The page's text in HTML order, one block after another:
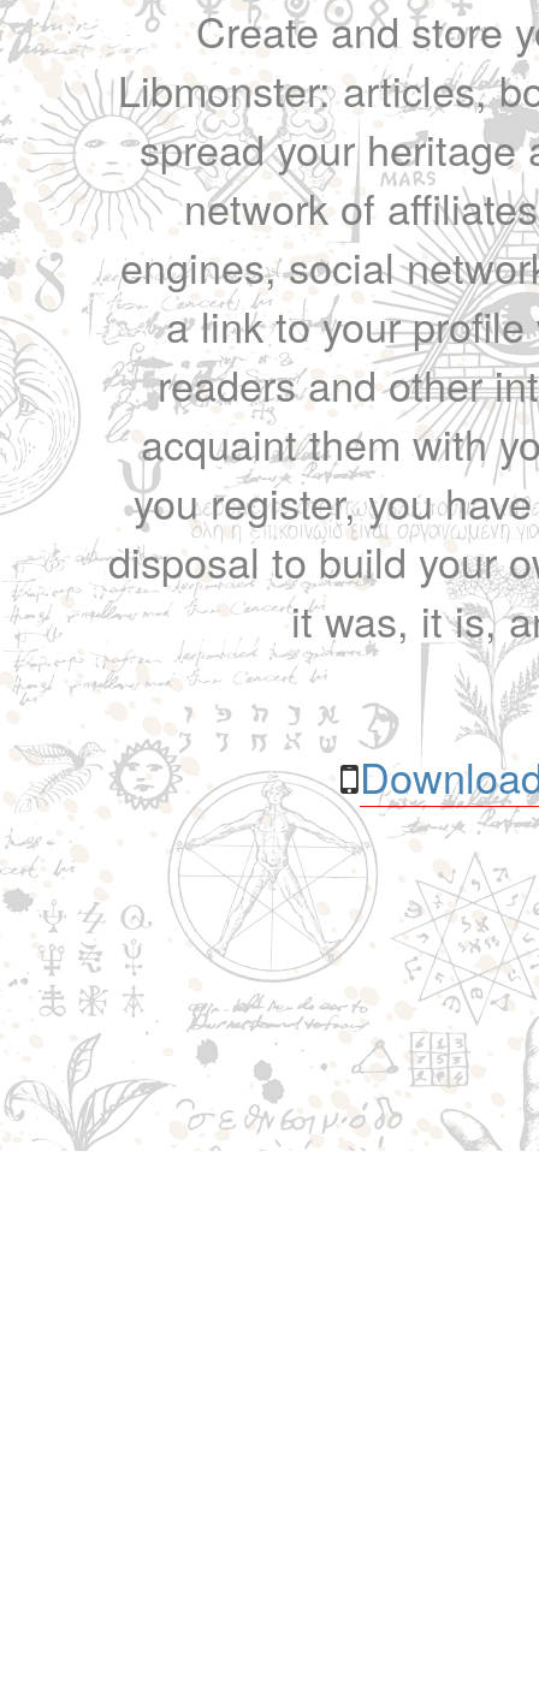
Create and store
Libmonster: articles,
spread your heritage
network of
engines, social
a link to your
readers and other
acquaint them with
you register, you
disposal to build your
it was, it is,